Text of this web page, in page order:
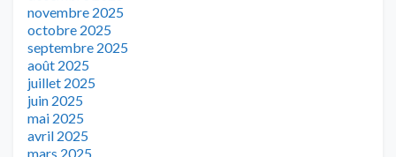
novembre 2025
octobre 2025
septembre 2025
août 2025
juillet 2025
juin 2025
mai 2025
avril 2025
mars 2025